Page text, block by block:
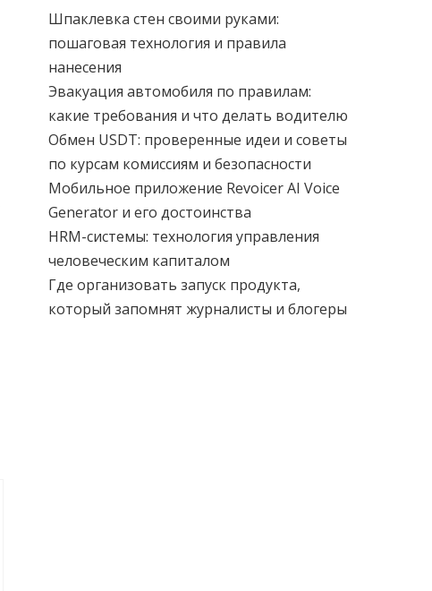
Шпаклевка стен своими руками:
пошаговая технология и правила
нанесения
Эвакуация автомобиля по правилам:
какие требования и что делать водителю
Обмен USDT: проверенные идеи и советы
по курсам комиссиям и безопасности
Мобильное приложение Revoicer AI Voice
Generator и его достоинства
HRM-системы: технология управления
человеческим капиталом
Где организовать запуск продукта,
который запомнят журналисты и блогеры